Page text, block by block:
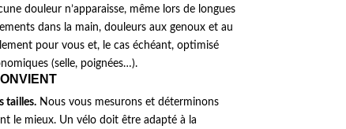
douleur n’apparaisse, même lors de longues
dans la main, douleurs aux genoux et au
pour vous et, le cas échéant, optimisé
(selle, poignées…).
tailles.Nous vous mesurons et déterminons
le mieux. Un vélo doit être adapté à la